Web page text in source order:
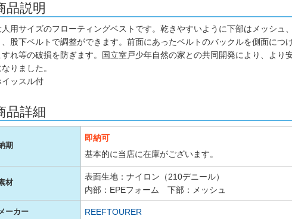
品説明
人用サイズのフローティングベストです。乾きやすいように下部はメッシュ
、股下ベルトで調整ができます。前面にあったベルトのバックルを側面につ
すれ等の破損を防ぎます。国立室戸少年自然の家との共同開発により、より
りました。
イッスル付
品詳細
期
即納可
基本的に当店に在庫がございます。
材
表面生地：ナイロン（210デニール）
内部：EPEフォーム 下部：メッシュ
ーカー REEFTOURER